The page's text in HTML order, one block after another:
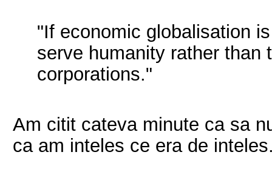
"If economic globalisation
serve humanity rather than
corporations."
Am citit cateva minute ca sa
ca am inteles ce era de